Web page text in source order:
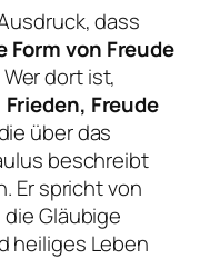
dass
von Freude
dort ist,
Freude
über das
beschreibt
Er spricht von
die Gläubige
heiliges Leben